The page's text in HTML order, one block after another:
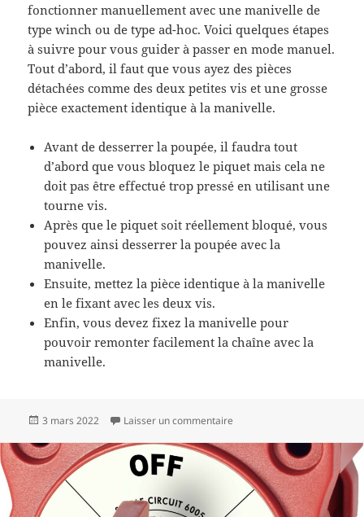
fonctionner manuellement avec une manivelle de
type winch ou de type ad-hoc. Voici quelques étapes
à suivre pour vous guider à passer en mode manuel.
Tout d’abord, il faut que vous ayez des pièces
détachées comme des deux petites vis et une grosse
pièce exactement identique à la manivelle.
Avant de desserrer la poupée, il faudra tout
d’abord que vous bloquez le piquet mais cela ne
doit pas être effectué trop pressé en utilisant une
tourne vis.
Après que le piquet soit réellement bloqué, vous
pouvez ainsi desserrer la poupée avec la
manivelle.
Ensuite, mettez la pièce identique à la manivelle
en le fixant avec les deux vis.
Enfin, vous devez fixez la manivelle pour
pouvoir remonter facilement la chaîne avec la
manivelle.
Publié
3 mars 2022 Laisser un commentaire